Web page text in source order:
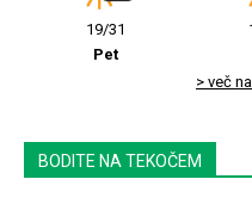
19/31
Pet
> več
BODITE NA TEKOČEM